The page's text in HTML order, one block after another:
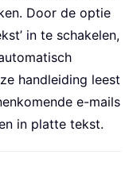
Door de optie
in te schakelen,
handleiding leest
e-mails
in platte tekst.